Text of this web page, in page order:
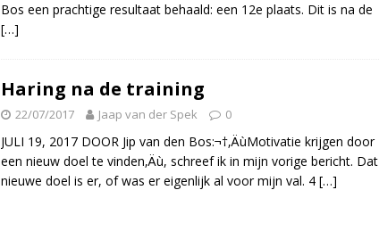
Bos een prachtige resultaat behaald: een 12e plaats. Dit is na de
[…]
Haring na de training
22/07/2017 Jaap van der Spek 0
JULI 19, 2017 DOOR Jip van den Bos:¬†‚ÄùMotivatie krijgen door
een nieuw doel te vinden‚Äù, schreef ik in mijn vorige bericht. Dat
nieuwe doel is er, of was er eigenlijk al voor mijn val. 4 […]